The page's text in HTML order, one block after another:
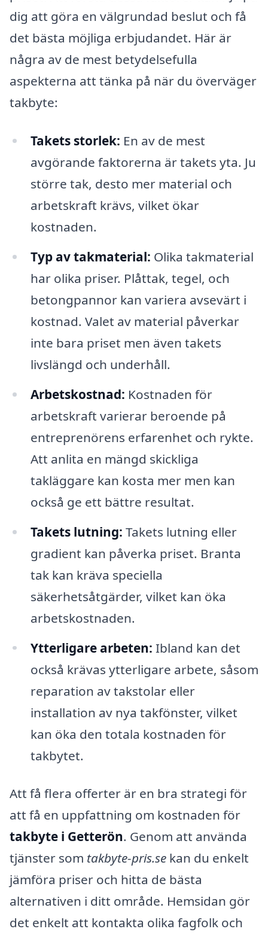
dig att göra en välgrundad beslut och få
det bästa möjliga erbjudandet. Här är
några av de mest betydelsefulla
aspekterna att tänka på när du överväger
takbyte:
Takets storlek: En av de mest
avgörande faktorerna är takets yta. Ju
större tak, desto mer material och
arbetskraft krävs, vilket ökar
kostnaden.
Typ av takmaterial: Olika takmaterial
har olika priser. Plåttak, tegel, och
betongpannor kan variera avsevärt i
kostnad. Valet av material påverkar
inte bara priset men även takets
livslängd och underhåll.
Arbetskostnad: Kostnaden för
arbetskraft varierar beroende på
entreprenörens erfarenhet och rykte.
Att anlita en mängd skickliga
takläggare kan kosta mer men kan
också ge ett bättre resultat.
Takets lutning: Takets lutning eller
gradient kan påverka priset. Branta
tak kan kräva speciella
säkerhetsåtgärder, vilket kan öka
arbetskostnaden.
Ytterligare arbeten: Ibland kan det
också krävas ytterligare arbete, såsom
reparation av takstolar eller
installation av nya takfönster, vilket
kan öka den totala kostnaden för
takbytet.
Att få flera offerter är en bra strategi för
att få en uppfattning om kostnaden för
takbyte i Getterön. Genom att använda
tjänster som takbyte-pris.se kan du enkelt
jämföra priser och hitta de bästa
alternativen i ditt område. Hemsidan gör
det enkelt att kontakta olika fagfolk och